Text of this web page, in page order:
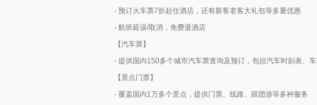
- 预订火车票7折起住酒店，还有新客老客大礼包等多重优惠
- 航班延误/取消，免费退酒店
【汽车票】
- 提供国内150多个城市汽车票查询及预订，包括汽车时刻表、
【景点门票】
- 覆盖国内1万多个景点，提供门票、线路、跟团游等多种服务